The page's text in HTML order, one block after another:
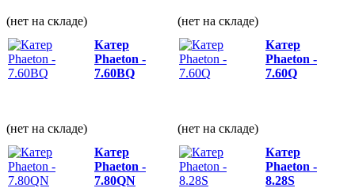
(нет на складе)
(нет на складе)
Катер
Phaeton -
7.60BQ
(нет на складе)
Катер
Phaeton -
7.60Q
(нет на складе)
Катер
Phaeton -
7.80QN
Катер
Phaeton -
8.28S